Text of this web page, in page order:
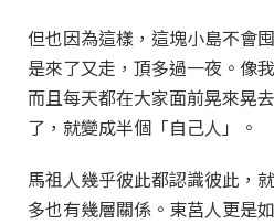
但也因為這樣，這塊小島不會
是來了又走，頂多過一夜。像
而且每天都在大家面前晃來晃
了，就變成半個「自己人」。
馬祖人幾乎彼此都認識彼此，
多也有幾層關係。東莒人更是